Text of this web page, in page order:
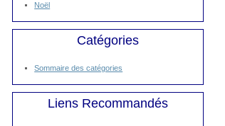
Noël
Catégories
Sommaire des catégories
Liens Recommandés